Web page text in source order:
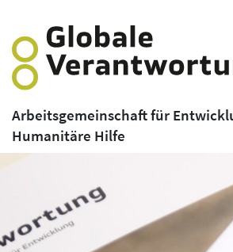
Arbeitsgemeinschaft für
Humanitäre Hilfe